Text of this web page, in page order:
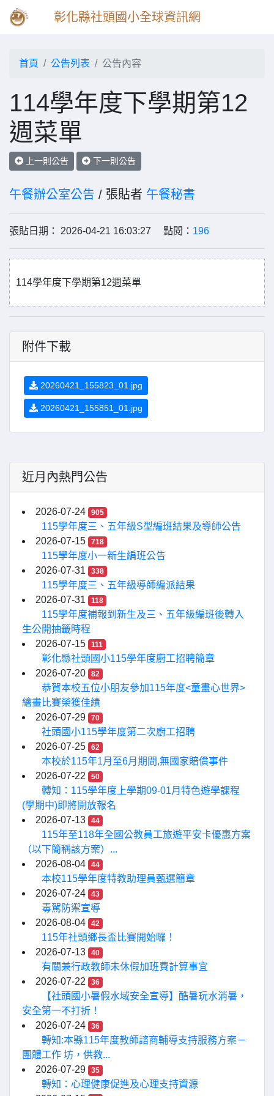
彰化縣社頭國小全球資訊網
首頁 公告列表 公告內容
114學年度下學期第12
週菜單
上一則公告 下一則公告
午餐辦公室公告 / 張貼者 午餐秘書
張貼日期： 2026-04-21 16:03:27 點閱： 196
114學年度下學期第12週菜單
附件下載
20260421_155823_01.jpg
20260421_155851_01.jpg
近月內熱門公告
2026-07-24 905
115學年度三、五年級S型編班結果及導師公告
2026-07-15
718
115學年度小一新生編班公告
2026-07-31
338
115學年度三、五年級導師編派結果
2026-07-31
118
115學年度補報到新生及三、五年級編班後轉入
生公開抽籤時程
2026-07-15
111
彰化縣社頭國小115學年度廚工招聘簡章
2026-07-20
82
恭賀本校五位小朋友參加115年度<童畫心世界>
繪畫比賽榮獲佳績
2026-07-29
70
社頭國小115學年度第二次廚工招聘
2026-07-25
62
本校於115年1月至6月期間,無國家賠償事件
2026-07-22
50
轉知：115學年度上學期09-01月特色遊學課程
(學期中)即將開放報名
2026-07-13
44
115年至118年全國公教員工旅遊平安卡優惠方案
（以下簡稱該方案）...
2026-08-04
44
本校115學年度特教助理員甄選簡章
2026-07-24
43
毒駕防禦宣導
2026-08-04
42
115年社頭鄉長盃比賽開始囉！
2026-07-13
40
有關兼行政教師未休假加班費計算事宜
2026-07-22
36
【社頭國小暑假水域安全宣導】酷暑玩水消暑，
安全第一不打折！
2026-07-24
36
轉知:本縣115年度教師諮商輔導支持服務方案－
團體工作 坊，供教...
2026-07-29
35
轉知：心理健康促進及心理支持資源